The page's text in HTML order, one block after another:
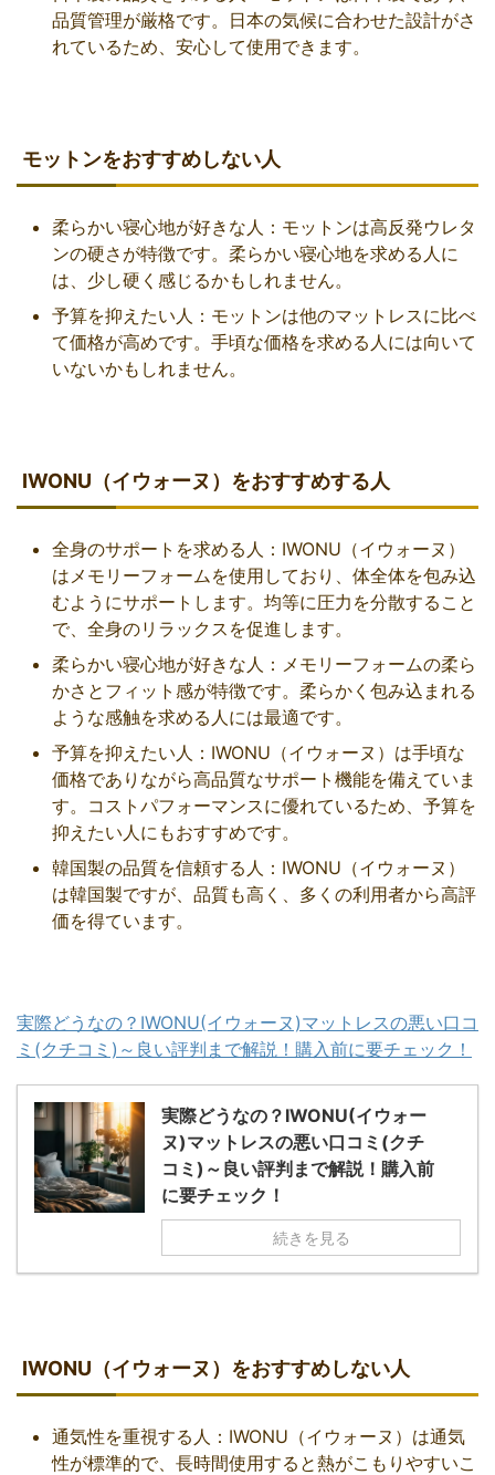
品質管理が厳格です。日本の気候に合わせた設計がさ
れているため、安心して使用できます。
モットンをおすすめしない人
柔らかい寝心地が好きな人：モットンは高反発ウレタ
ンの硬さが特徴です。柔らかい寝心地を求める人に
は、少し硬く感じるかもしれません。
予算を抑えたい人：モットンは他のマットレスに比べ
て価格が高めです。手頃な価格を求める人には向いて
いないかもしれません。
IWONU（イウォーヌ）をおすすめする人
全身のサポートを求める人：IWONU（イウォーヌ）
はメモリーフォームを使用しており、体全体を包み込
むようにサポートします。均等に圧力を分散すること
で、全身のリラックスを促進します。
柔らかい寝心地が好きな人：メモリーフォームの柔ら
かさとフィット感が特徴です。柔らかく包み込まれる
ような感触を求める人には最適です。
予算を抑えたい人：IWONU（イウォーヌ）は手頃な
価格でありながら高品質なサポート機能を備えていま
す。コストパフォーマンスに優れているため、予算を
抑えたい人にもおすすめです。
韓国製の品質を信頼する人：IWONU（イウォーヌ）
は韓国製ですが、品質も高く、多くの利用者から高評
価を得ています。
実際どうなの？IWONU(イウォーヌ)マットレスの悪い口コ
ミ(クチコミ)～良い評判まで解説！購入前に要チェック！
実際どうなの？IWONU(イウォー
ヌ)マットレスの悪い口コミ(クチ
コミ)～良い評判まで解説！購入前
に要チェック！
続きを見る
IWONU（イウォーヌ）をおすすめしない人
通気性を重視する人：IWONU（イウォーヌ）は通気
性が標準的で、長時間使用すると熱がこもりやすいこ